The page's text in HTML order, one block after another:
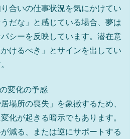
合いの仕事状況を気にかけてい
だな」と感じている場合、夢は
シーを反映しています。潜在意
けるべき」とサインを出してい
変化の予感
場所の喪失」を象徴するため、
化が起きる暗示でもあります。
減る、または逆にサポートする